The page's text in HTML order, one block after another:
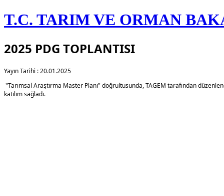
T.C. TARIM VE ORMAN
2025 PDG TOPLANTISI
Yayın Tarihi : 20.01.2025
"Tarımsal Araştırma Master Planı" doğrultusunda, TAGEM tarafından
katılım sağladı.​